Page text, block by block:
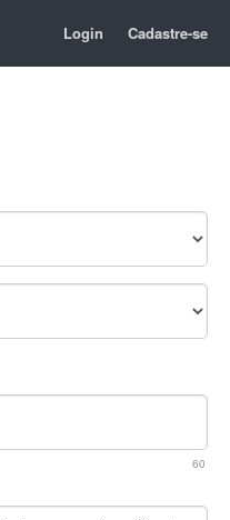
Login Cadastre-se
60